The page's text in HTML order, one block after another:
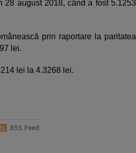
28 august 2018, când a fost 5.1253
prin raportare la paritatea
lei.
lei la 4.3268 lei.
RSS Feed